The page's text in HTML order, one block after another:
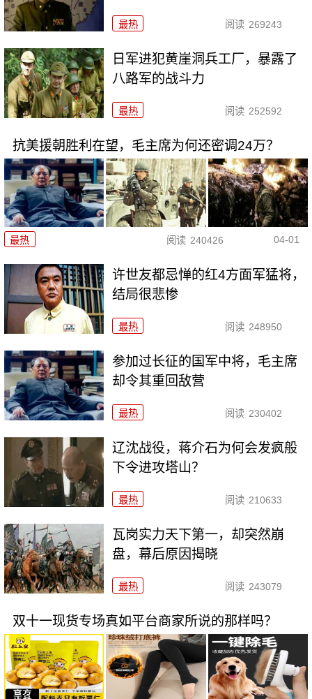
最热 阅读 269243
日军进犯黄崖洞兵工厂，暴露了
八路军的战斗力
最热 阅读 252592
抗美援朝胜利在望，毛主席为何还密调24万？
最热 阅读 240426 04-01
许世友都忌惮的红4方面军猛将，
结局很悲惨
最热 阅读 248950
参加过长征的国军中将，毛主席
却令其重回敌营
最热 阅读 230402
辽沈战役，蒋介石为何会发疯般
下令进攻塔山？
最热 阅读 210633
瓦岗实力天下第一，却突然崩
盘，幕后原因揭晓
最热 阅读 243079
双十一现货专场真如平台商家所说的那样吗？